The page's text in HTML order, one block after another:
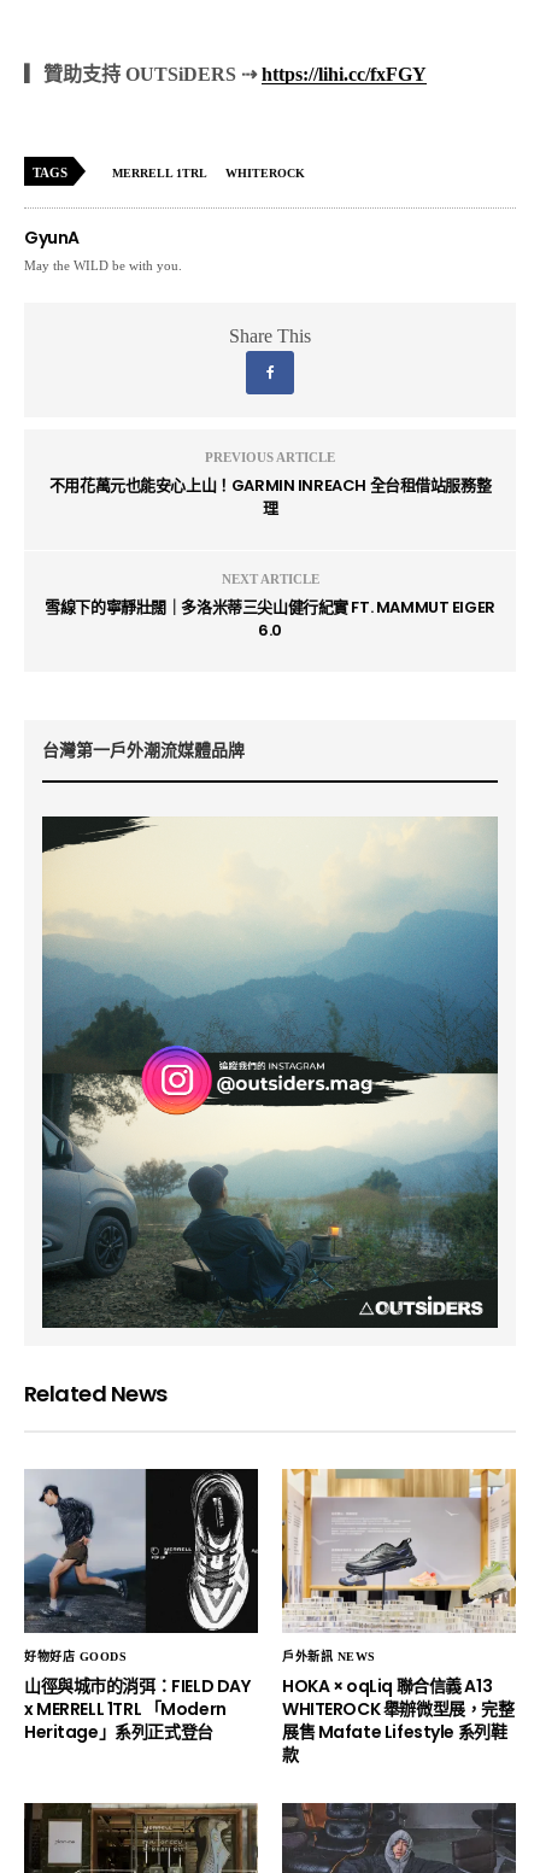
▎贊助支持 OUTSiDERS ⇢https://lihi.cc/fxFGY
TAGS MERRELL 1TRL WHITEROCK
GyunA
May the WILD be with you.
Share This
PREVIOUS ARTICLE
不用花萬元也能安心上山！GARMIN INREACH 全台租借站服務整
理
NEXT ARTICLE
雪線下的寧靜壯闊｜多洛米蒂三尖山健行紀實 FT. MAMMUT EIGER
6.0
台灣第一戶外潮流媒體品牌
Related News
好物好店 GOODS
山徑與城市的消弭：FIELD DAY
x MERRELL 1TRL 「Modern
Heritage」系列正式登台
戶外新訊 NEWS
HOKA × oqLiq 聯合信義 A13
WHITEROCK 舉辦微型展，完整
展售 Mafate Lifestyle 系列鞋
款